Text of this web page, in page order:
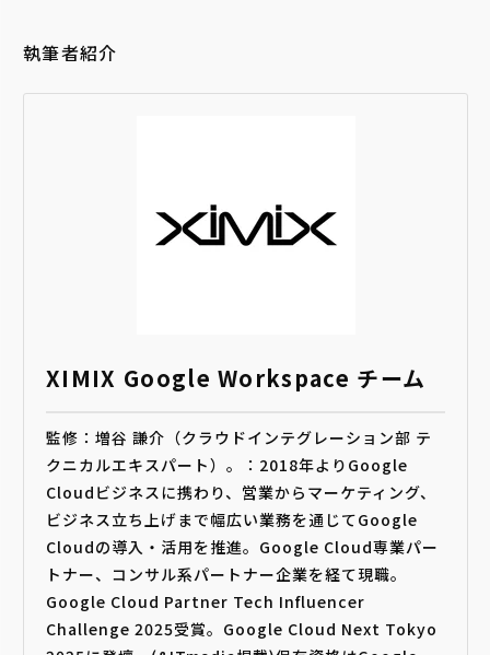
執筆者紹介
XIMIX Google Workspace チーム
監修：増谷 謙介（クラウドインテグレーション部 テ
クニカルエキスパート）。：2018年よりGoogle
Cloudビジネスに携わり、営業からマーケティング、
ビジネス立ち上げまで幅広い業務を通じてGoogle
Cloudの導入・活用を推進。Google Cloud専業パー
トナー、コンサル系パートナー企業を経て現職。
Google Cloud Partner Tech Influencer
Challenge 2025受賞。Google Cloud Next Tokyo